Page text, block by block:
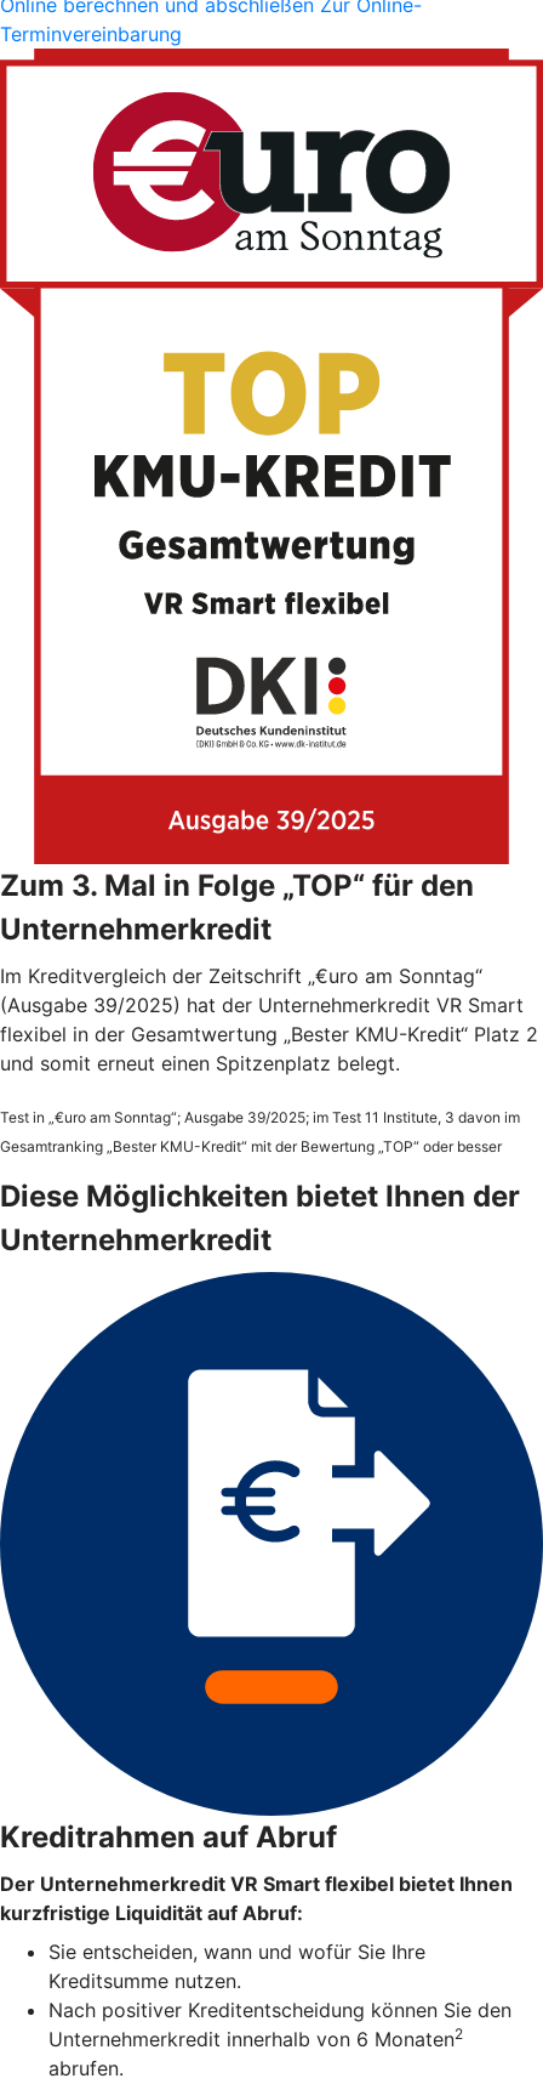
Online berechnen und abschließen Zur Online-
Terminvereinbarung
Zum 3. Mal in Folge „TOP“ für den
Unternehmerkredit
Im Kreditvergleich der Zeitschrift „€uro am Sonntag“
(Ausgabe 39/2025) hat der Unternehmerkredit VR Smart
flexibel in der Gesamtwertung „Bester KMU-Kredit“ Platz 2
und somit erneut einen Spitzenplatz belegt.
Test in „€uro am Sonntag“; Ausgabe 39/2025; im Test 11 Institute, 3 davon im
Gesamtranking „Bester KMU-Kredit“ mit der Bewertung „TOP“ oder besser
Diese Möglichkeiten bietet Ihnen der
Unternehmerkredit
Kreditrahmen auf Abruf
Der Unternehmerkredit VR Smart flexibel bietet Ihnen
kurzfristige Liquidität auf Abruf:
Sie entscheiden, wann und wofür Sie Ihre
Kreditsumme nutzen.
Nach positiver Kreditentscheidung können Sie den
Unternehmerkredit innerhalb von 6 Monaten2
abrufen.